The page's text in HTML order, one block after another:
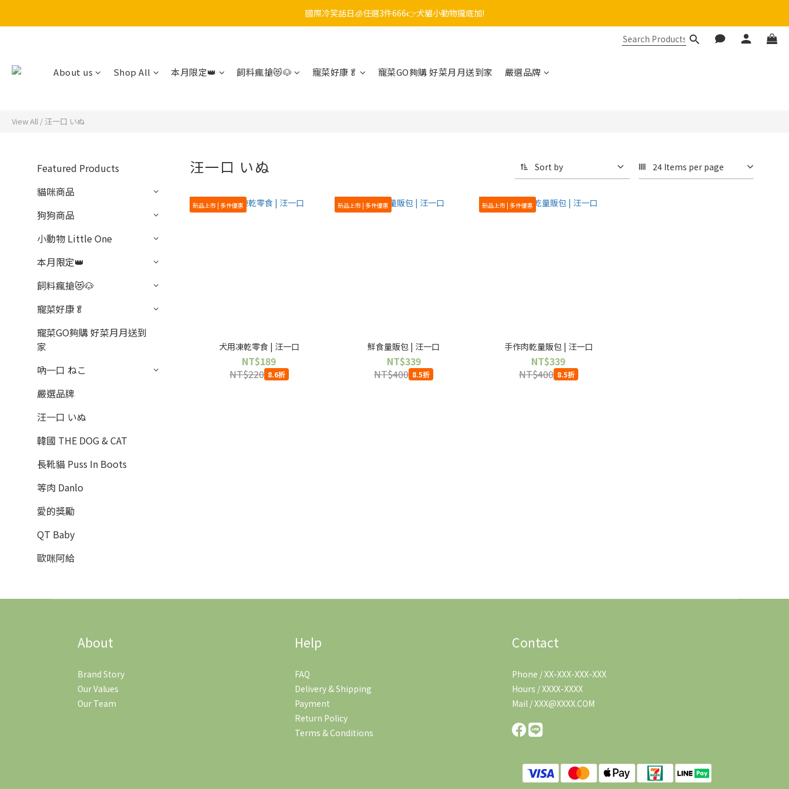
毛孩FUN暑假，飼料最低45折起😻只到9/21
國際冷笑話日🧊任選3件666👉犬貓小動物攏底加!
毛孩FUN暑假，飼料最低45折起😻只到9/21
About us Shop All 本月限定👑 飼料瘋搶😻🐶 寵菜好康🥬 寵菜GO夠購 好菜月月送到家 嚴選品牌
View All / 汪一口 いぬ
Featured Products
貓咪商品
狗狗商品
小動物 Little One
本月限定👑
飼料瘋搶😻🐶
寵菜好康🥬
寵菜GO夠購 好菜月月送到
家
吶一口 ねこ
嚴選品牌
汪一口 いぬ
韓國 THE DOG & CAT
長靴貓 Puss In Boots
等肉 Danlo
愛的獎勵
QT Baby
歐咪阿給
汪一口 いぬ Sort by 24 Items per page
新品上市 | 多件優惠
犬用凍乾零食 | 汪一口
NT$189
NT$220 8.6折
新品上市 | 多件優惠
鮮食量販包 | 汪一口
NT$339
NT$400 8.5折
新品上市 | 多件優惠
手作肉乾量販包 | 汪一口
NT$339
NT$400 8.5折
About
Brand Story
Our Values
Our Team
Help
FAQ
Delivery & Shipping
Payment
Return Policy
Terms & Conditions
Contact
Phone / XX-XXX-XXX-XXX
Hours / XXXX-XXXX
Mail / XXX@XXXX.COM